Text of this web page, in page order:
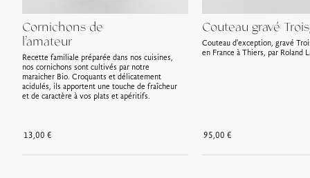
Cornichons de
l’amateur
Recette familiale préparée dans nos cuisines,
nos cornichons sont cultivés par notre
maraicher Bio. Croquants et délicatement
acidulés, ils apportent une touche de fraîcheur
et de caractère à vos plats et apéritifs.
13,00 €
Couteau gravé
Couteau d'exception, gravé
en France à Thiers, par Roland
95,00 €